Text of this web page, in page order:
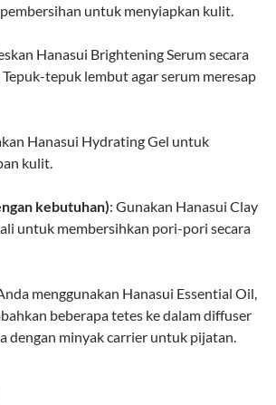
untuk menyiapkan kulit.
Hanasui Brightening Serum secara
tepuk lembut agar serum meresap
Hanasui Hydrating Gel untuk
kulit.
kebutuhan): Gunakan Hanasui Clay
untuk membersihkan pori-pori secara
menggunakan Hanasui Essential Oil,
beberapa tetes ke dalam diffuser
dengan minyak carrier untuk pijatan.